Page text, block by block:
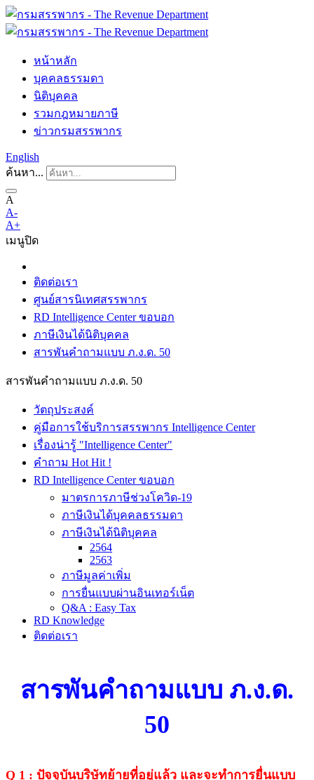
หน้าหลัก
บุคคลธรรมดา
นิติบุคคล
รวมกฎหมายภาษี
ข่าวกรมสรรพากร
English
ค้นหา...
A
A-
A+
เมนูปิด
ติดต่อเรา
ศูนย์สารนิเทศสรรพากร
RD Intelligence Center ขอบอก
ภาษีเงินได้นิติบุคคล
สารพันคำถามแบบ ภ.ง.ด. 50
สารพันคำถามแบบ ภ.ง.ด. 50
วัตถุประสงค์
คู่มือการใช้บริการสรรพากร Intelligence Center
เรื่องน่ารู้ "Intelligence Center"
คำถาม Hot Hit !
RD Intelligence Center ขอบอก
มาตรการภาษีช่วงโควิด-19
ภาษีเงินได้บุคคลธรรมดา
ภาษีเงินได้นิติบุคคล
2564
2563
ภาษีมูลค่าเพิ่ม
การยื่นแบบผ่านอินเทอร์เน็ต
Q&A : Easy Tax
RD Knowledge
ติดต่อเรา
สารพันคำถามแบบ ภ.ง.ด.
50
Q 1 : ปัจจุบันบริษัทย้ายที่อยู่แล้ว และจะทำการยื่นแบบ